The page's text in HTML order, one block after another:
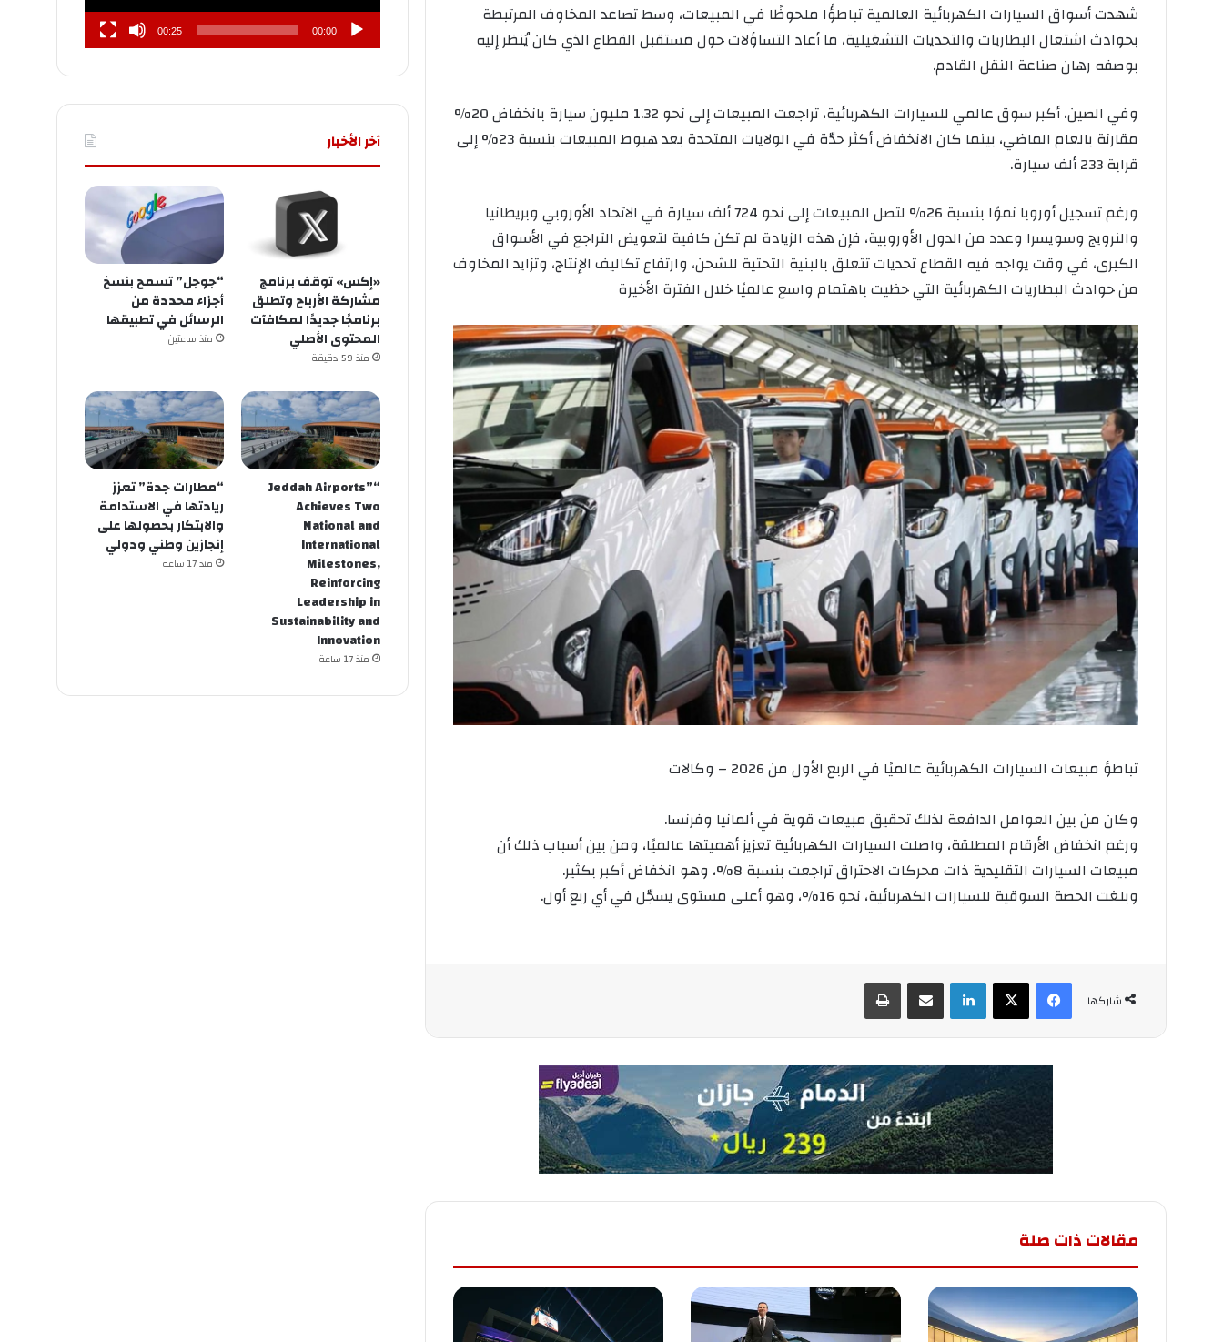
شهدت أسواق السيارات الكهربائية العالمية تباطؤًا ملحوظًا في المبيعات، وسط تصاعد المخاوف المرتبطة
بحوادث اشتعال البطاريات والتحديات التشغيلية، ما أعاد التساؤلات حول مستقبل القطاع الذي كان يُنظر إليه
بوصفه رهان صناعة النقل القادم.
وفي الصين، أكبر سوق عالمي للسيارات الكهربائية، تراجعت المبيعات إلى نحو 1.32 مليون سيارة بانخفاض 20%
مقارنة بالعام الماضي، بينما كان الانخفاض أكثر حدّة في الولايات المتحدة بعد هبوط المبيعات بنسبة 23% إلى
قرابة 233 ألف سيارة.
ورغم تسجيل أوروبا نموًا بنسبة 26% لتصل المبيعات إلى نحو 724 ألف سيارة في الاتحاد الأوروبي وبريطانيا
والنرويج وسويسرا وعدد من الدول الأوروبية، فإن هذه الزيادة لم تكن كافية لتعويض التراجع في الأسواق
الكبرى، في وقت يواجه فيه القطاع تحديات تتعلق بالبنية التحتية للشحن، وارتفاع تكاليف الإنتاج، وتزايد المخاوف
من حوادث البطاريات الكهربائية التي حظيت باهتمام واسع عالميًا خلال الفترة الأخيرة
تباطؤ مبيعات السيارات الكهربائية عالميًا في الربع الأول من 2026 – وكالات
وكان من بين العوامل الدافعة لذلك تحقيق مبيعات قوية في ألمانيا وفرنسا.
ورغم انخفاض الأرقام المطلقة، واصلت السيارات الكهربائية تعزيز أهميتها عالميًا، ومن بين أسباب ذلك أن
مبيعات السيارات التقليدية ذات محركات الاحتراق تراجعت بنسبة 8%، وهو انخفاض أكبر بكثير.
وبلغت الحصة السوقية للسيارات الكهربائية، نحو 16%، وهو أعلى مستوى يسجّل في أي ربع أول.
شاركها
فيسبوك لينكدإن
مقالات ذات صلة
00:00
00:25
آخر الأخبار
«إكس» توقف برنامج
مشاركة الأرباح وتطلق
برنامجًا جديدًا لمكافآت
المحتوى الأصلي
منذ 59 دقيقة
“جوجل” تسمح بنسخ
أجزاء محددة من
الرسائل في تطبيقها
منذ ساعتين
“Jeddah Airports”
Achieves Two
National and
International
Milestones,
Reinforcing
Leadership in
Sustainability and
Innovation
منذ 17 ساعة
“مطارات جدة” تعزز
ريادتها في الاستدامة
والابتكار بحصولها على
إنجازين وطني ودولي
منذ 17 ساعة